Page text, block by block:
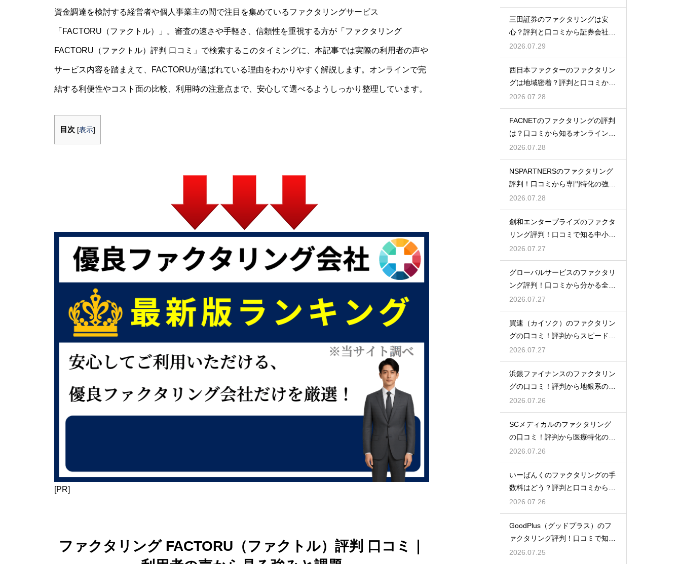
資金調達を検討する経営者や個人事業主の間で注目を集めているファクタリングサービス
「FACTORU（ファクトル）」。審査の速さや手軽さ、信頼性を重視する方が「ファクタリング
FACTORU（ファクトル）評判 口コミ」で検索するこのタイミングに、本記事では実際の利用者の声や
サービス内容を踏まえて、FACTORUが選ばれている理由をわかりやすく解説します。オンラインで完
結する利便性やコスト面の比較、利用時の注意点まで、安心して選べるようしっかり整理しています。
目次 [表示]
[PR]
ファクタリング FACTORU（ファクトル）評判 口コミ｜
三田証券のファクタリングは安
心？評判と口コミから証券会社の
実力を検証
2026.07.29
西日本ファクターのファクタリン
グは地域密着？評判と口コミから
真相を探る
2026.07.28
FACNETのファクタリングの評判
は？口コミから知るオンラインの
魅力
2026.07.28
NSPARTNERSのファクタリング
評判！口コミから専門特化の強み
を解説
2026.07.28
創和エンタープライズのファクタ
リング評判！口コミで知る中小企
業への支援
2026.07.27
グローバルサービスのファクタリ
ング評判！口コミから分かる全国
対応の強み
2026.07.27
買速（カイソク）のファクタリン
グの口コミ！評判からスピード入
金を大調査
2026.07.27
浜銀ファイナンスのファクタリン
グの口コミ！評判から地銀系の安
心感を分析
2026.07.26
SCメディカルのファクタリング
の口コミ！評判から医療特化の調
達力を解剖
2026.07.26
いーばんくのファクタリングの手
数料はどう？評判と口コミからコ
ストを解説
2026.07.26
GoodPlus（グッドプラス）のフ
ァクタリング評判！口コミで知る
魅力
2026.07.25